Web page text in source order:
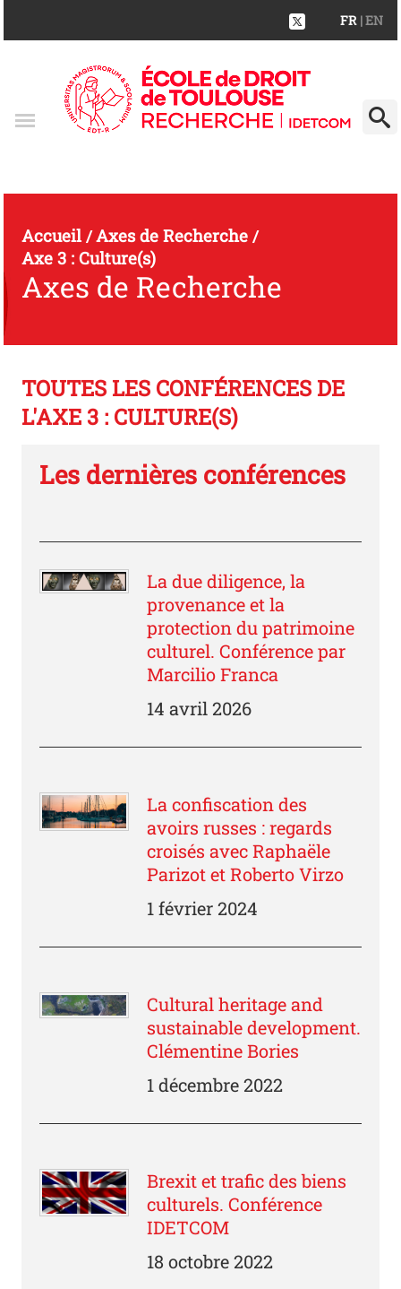
FR | EN
Accueil/Axes de Recherche/
Axe 3 : Culture(s)
Axes de Recherche
TOUTES LES CONFÉRENCES DE
L'AXE 3 : CULTURE(S)
Les dernières conférences
La due diligence, la
provenance et la
protection du patrimoine
culturel. Conférence par
Marcilio Franca
14 avril 2026
La confiscation des
avoirs russes : regards
croisés avec Raphaële
Parizot et Roberto Virzo
1 février 2024
Cultural heritage and
sustainable development.
Clémentine Bories
1 décembre 2022
Brexit et trafic des biens
culturels. Conférence
IDETCOM
18 octobre 2022